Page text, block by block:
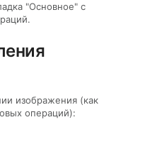
"Основное" с
изображения (как
операций):